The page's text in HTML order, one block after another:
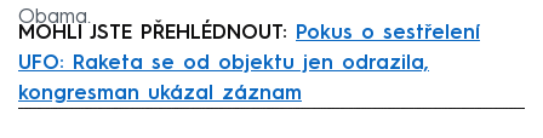
Obama.
MOHLI JSTE PŘEHLÉDNOUT: Pokus o sestřelení
UFO: Raketa se od objektu jen odrazila,
kongresman ukázal záznam